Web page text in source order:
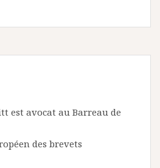
est avocat au Barreau de
des brevets